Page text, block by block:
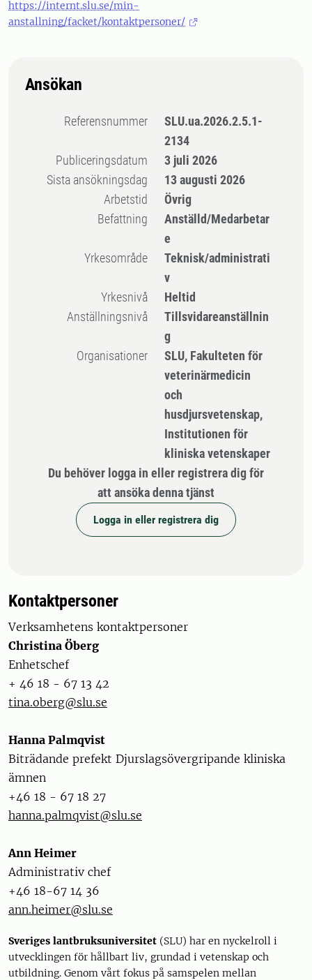
https://internt.slu.se/min-
anstallning/facket/kontaktpersoner/
Ansökan
Referensnummer
SLU.ua.2026.2.5.1-
2134
Publiceringsdatum
3 juli 2026
Sista ansökningsdag
13 augusti 2026
Arbetstid
Övrig
Befattning
Anställd/Medarbetar
e
Yrkesområde
Teknisk/administrati
v
Yrkesnivå
Heltid
Anställningsnivå
Tillsvidareanställnin
g
Organisationer
SLU, Fakulteten för
veterinärmedicin
och
husdjursvetenskap,
Institutionen för
kliniska vetenskaper
Du behöver logga in eller registrera dig för
att ansöka denna tjänst
Logga in eller registrera dig
Kontaktpersoner
Verksamhetens kontaktpersoner
Christina Öberg
Enhetschef
+ 46 18 - 67 13 42
tina.oberg@slu.se
Hanna Palmqvist
Biträdande prefekt Djurslagsövergripande kliniska
ämnen
+46 18 - 67 18 27
hanna.palmqvist@slu.se
Ann Heimer
Administrativ chef
+46 18-67 14 36
ann.heimer@slu.se
Sveriges lantbruksuniversitet (SLU) har en nyckelroll i
utvecklingen för hållbart liv, grundad i vetenskap och
utbildning. Genom vårt fokus på samspelen mellan